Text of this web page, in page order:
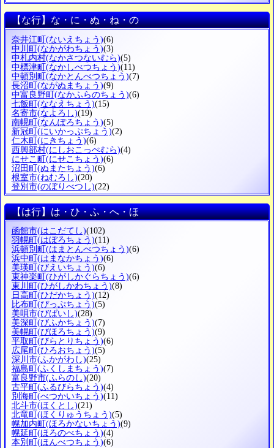
【な行】な・に・ぬ・ね・の
奈井江町(ないえちょう)(6)
中川町(なかがわちょう)(3)
中札内村(なかさつないむら)(5)
中標津町(なかしべつちょう)(11)
中頓別町(なかとんべつちょう)(7)
長沼町(ながぬまちょう)(9)
中富良野町(なかふらのちょう)(6)
七飯町(ななえちょう)(15)
名寄市(なよろし)(19)
南幌町(なんぽろちょう)(5)
新冠町(にいかっぷちょう)(2)
仁木町(にきちょう)(6)
西興部村(にしおこっぺむら)(4)
にせこ町(にせこちょう)(6)
沼田町(ぬまたちょう)(6)
根室市(ねむろし)(20)
登別市(のぼりべつし)(22)
【は行】は・ひ・ふ・へ・ほ
函館市(はこだてし)(102)
羽幌町 (はぼろちょう)(11)
浜頓別町 (はまとんべつちょう)(6)
浜中町 (はまなかちょう)(6)
美瑛町 (びえいちょう)(6)
東神楽町 (ひがしかぐらちょう)(6)
東川町 (ひがしかわちょう)(8)
日高町 (ひだかちょう)(12)
比布町 (ぴっぷちょう)(5)
美唄市(びばいし)(28)
美深町 (びふかちょう)(7)
美幌町 (びほろちょう)(9)
平取町 (びらとりちょう)(6)
広尾町 (ひろおちょう)(5)
深川市(ふかがわし)(25)
福島町 (ふくしまちょう)(7)
富良野市(ふらのし)(20)
古平町 (ふるびらちょう)(4)
別海町 (べつかいちょう)(11)
北斗市(ほくとし)(21)
北竜町 (ほくりゅうちょう)(5)
幌加内町 (ほろかないちょう)(9)
幌延町 (ほろのべちょう)(4)
本別町 (ほんべつちょう)(6)